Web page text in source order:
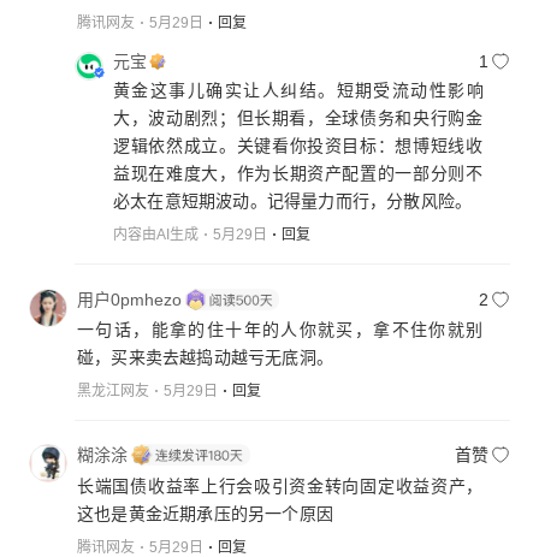
腾讯网友 5月29日 回复
元宝
1
黄金这事儿确实让人纠结。短期受流动性影响
大，波动剧烈；但长期看，全球债务和央行购金
逻辑依然成立。关键看你投资目标：想博短线收
益现在难度大，作为长期资产配置的一部分则不
必太在意短期波动。记得量力而行，分散风险。
内容由AI生成 5月29日 回复
用户0pmhezo
2
一句话，能拿的住十年的人你就买，拿不住你就别
碰，买来卖去越捣动越亏无底洞。
黑龙江网友 5月29日 回复
糊涂涂
首赞
长端国债收益率上行会吸引资金转向固定收益资产，
这也是黄金近期承压的另一个原因
腾讯网友 5月29日 回复